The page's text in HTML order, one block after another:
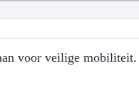
voor veilige mobiliteit.